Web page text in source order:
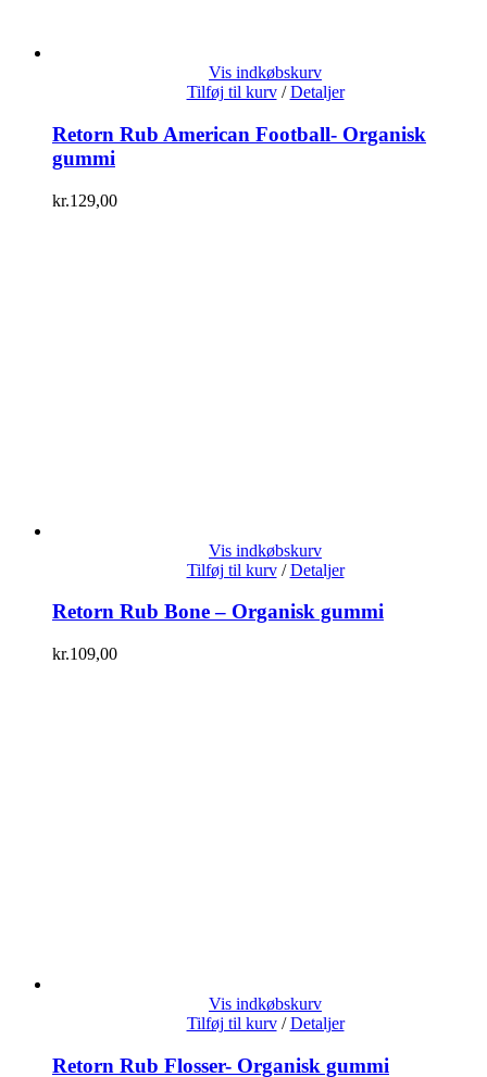
Vis indkøbskurv
Tilføj til kurv / Detaljer
Retorn Rub American Football- Organisk
gummi
kr.129,00
Vis indkøbskurv
Tilføj til kurv / Detaljer
Retorn Rub Bone – Organisk gummi
kr.109,00
Vis indkøbskurv
Tilføj til kurv / Detaljer
Retorn Rub Flosser- Organisk gummi